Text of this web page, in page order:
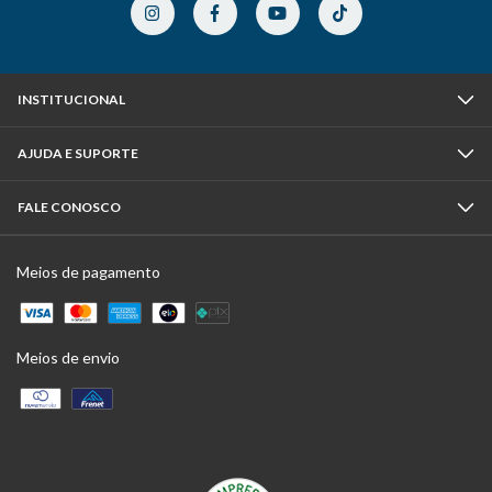
INSTITUCIONAL
AJUDA E SUPORTE
FALE CONOSCO
Meios de pagamento
Meios de envio